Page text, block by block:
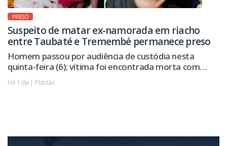
PRESO
Suspeito de matar ex-namorada em riacho
entre Taubaté e Tremembé permanece preso
Homem passou por audiência de custódia nesta
quinta-feira (6); vítima foi encontrada morta com
sinais de violência.
Há 1 dia | Plantão